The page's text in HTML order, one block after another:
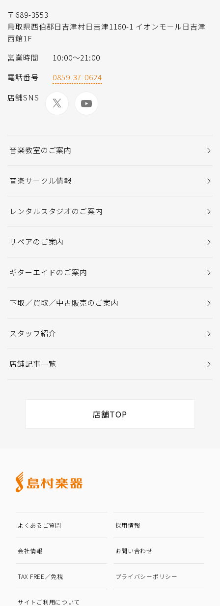
〒689-3553
鳥取県西伯郡日吉津村日吉津1160-1 イオンモール日吉津
西館1F
営業時間
10:00〜21:00
電話番号
0859-37-0624
店舗SNS
音楽教室のご案内
音楽サークル情報
レンタルスタジオのご案内
リペアのご案内
ギターエイドのご案内
下取／買取／中古販売のご案内
スタッフ紹介
店舗記事一覧
店舗TOP
よくあるご質問 採用情報
会社情報 お問い合わせ
TAX FREE／免税 プライバシーポリシー
サイトご利用について